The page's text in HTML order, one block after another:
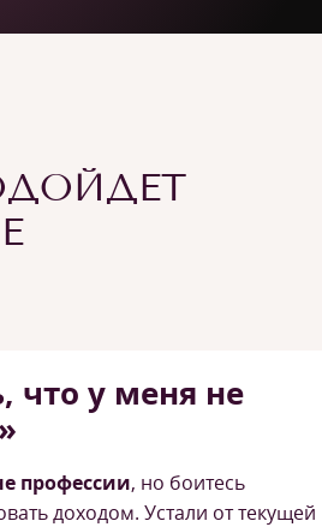
что у меня не
профессии, но боитесь
доходом. Устали от текущей